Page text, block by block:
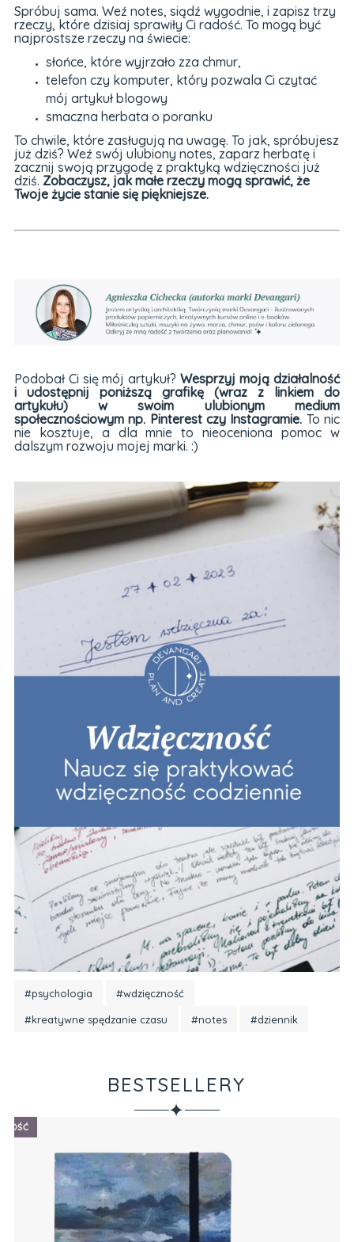
Spróbuj sama. Weź notes, siądź wygodnie, i zapisz trzy
rzeczy, które dzisiaj sprawiły Ci radość. To mogą być
najprostsze rzeczy na świecie:
słońce, które wyjrzało zza chmur,
telefon czy komputer, który pozwala Ci czytać
mój artykuł blogowy
smaczna herbata o poranku
To chwile, które zasługują na uwagę. To jak, spróbujesz
już dziś? Weź swój ulubiony notes, zaparz herbatę i
zacznij swoją przygodę z praktyką wdzięczności już
dziś. Zobaczysz, jak małe rzeczy mogą sprawić, że
Twoje życie stanie się piękniejsze.
Podobał Ci się mój artykuł?Wesprzyj moją działalność
i udostępnij poniższą grafikę (wraz z linkiem do
artykułu) w swoim ulubionym medium
społecznościowym np. Pinterest czy Instagramie. To nic
nie kosztuje, a dla mnie to nieoceniona pomoc w
dalszym rozwoju mojej marki. :)
#psychologia #wdzięczność
#kreatywne spędzanie czasu #notes #dziennik
BESTSELLERY
✦